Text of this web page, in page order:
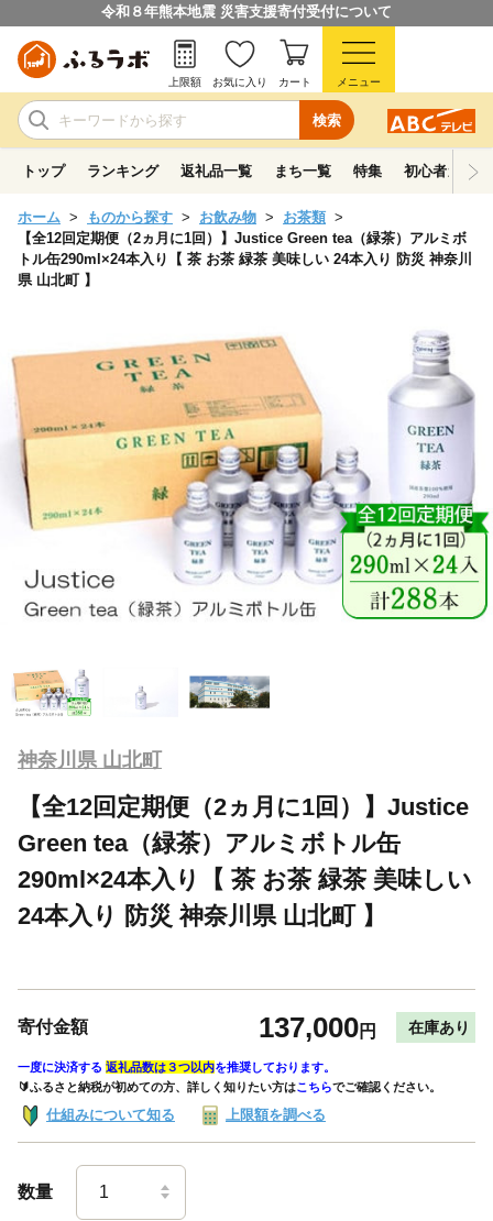
令和８年熊本地震 災害支援寄付受付について
検索
上限額 お気に入り カート メニュー
トップ ランキング 返礼品一覧 まち一覧 特集 初心者ガイド
ホーム ものから探す お飲み物
お茶類
【全12回定期便（2ヵ月に1回）】Justice Green tea（緑茶）アルミボ
トル缶290ml×24本入り【 茶 お茶 緑茶 美味しい 24本入り 防災 神奈川
県 山北町 】
神奈川県 山北町
【全12回定期便（2ヵ月に1回）】Justice
Green tea（緑茶）アルミボトル缶
290ml×24本入り【 茶 お茶 緑茶 美味しい
24本入り 防災 神奈川県 山北町 】
寄付金額 137,000円 在庫あり
一度に決済する 返礼品数は３つ以内を推奨しております。
🔰ふるさと納税が初めての方、詳しく知りたい方はこちらでご確認ください。
仕組みについて知る 上限額を調べる
数量